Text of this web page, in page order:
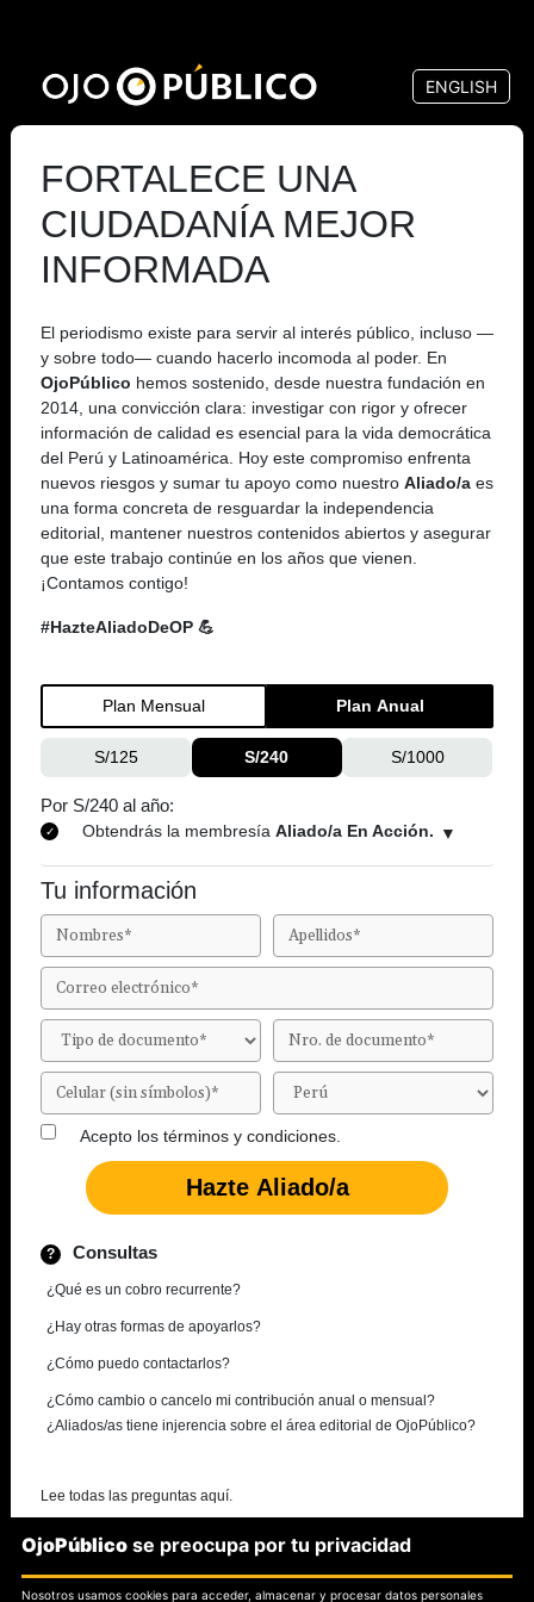
contenido
principal
ENGLISH
FORTALECE UNA
CIUDADANÍA MEJOR
INFORMADA
El periodismo existe para servir al interés público, incluso —
y sobre todo— cuando hacerlo incomoda al poder. En
OjoPúblico hemos sostenido, desde nuestra fundación en
2014, una convicción clara: investigar con rigor y ofrecer
información de calidad es esencial para la vida democrática
del Perú y Latinoamérica. Hoy este compromiso enfrenta
nuevos riesgos y sumar tu apoyo como nuestro Aliado/a es
una forma concreta de resguardar la independencia
editorial, mantener nuestros contenidos abiertos y asegurar
que este trabajo continúe en los años que vienen.
¡Contamos contigo!
#HazteAliadoDeOP 💪
Plan Mensual Plan Anual
S/125 S/240 S/1000
Por S/240 al año:
Obtendrás la membresía Aliado/a En Acción.
Tu información
Acepto los términos y condiciones.
Consultas
¿Qué es un cobro recurrente?
¿Hay otras formas de apoyarlos?
¿Cómo puedo contactarlos?
¿Cómo cambio o cancelo mi contribución anual o mensual?
¿Aliados/as tiene injerencia sobre el área editorial de OjoPúblico?
Lee todas las preguntas aquí.
¿Necesitas más información?
OjoPúblico se preocupa por tu privacidad
Nosotros usamos cookies para acceder, almacenar y procesar datos personales